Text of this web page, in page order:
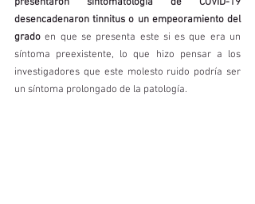
desencadenaron tinnitus o un empeoramiento del
grado en que se presenta este si es que era un
síntoma preexistente, lo que hizo pensar a los
investigadores que este molesto ruido podría ser
un síntoma prolongado de la patología.